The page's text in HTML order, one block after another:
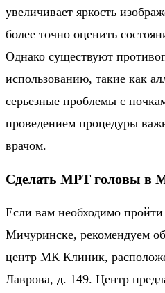
увеличивает яркость
более точно оценить
Однако существуют
использованию, такие как
серьезные проблемы с
проведением процедуры
врачом.
Сделать МРТ головы в
Если вам необходимо
Мичуринске, рекомендуем
центр МК Клиник,
Лаврова, д. 149. Центр